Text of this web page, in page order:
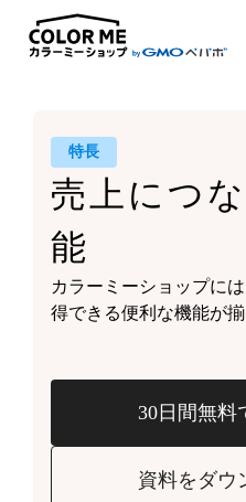
特長
売上につ
能
カラーミーショップには
得できる便利な機能が揃
30日間無料
資料をダウ